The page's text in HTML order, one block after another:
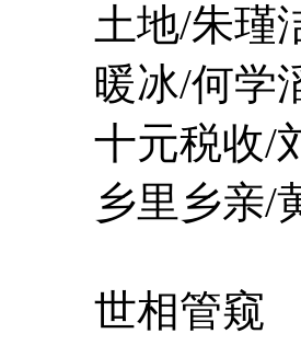
土地/朱瑾
暖冰/何学
十元税收/
乡里乡亲/
世相管窥